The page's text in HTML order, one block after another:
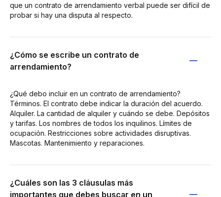
que un contrato de arrendamiento verbal puede ser difícil de
probar si hay una disputa al respecto.
¿Cómo se escribe un contrato de
arrendamiento?
¿Qué debo incluir en un contrato de arrendamiento?
Términos. El contrato debe indicar la duración del acuerdo.
Alquiler. La cantidad de alquiler y cuándo se debe. Depósitos
y tarifas. Los nombres de todos los inquilinos. Límites de
ocupación. Restricciones sobre actividades disruptivas.
Mascotas. Mantenimiento y reparaciones.
¿Cuáles son las 3 cláusulas más
importantes que debes buscar en un